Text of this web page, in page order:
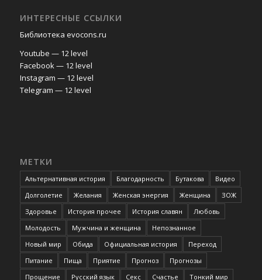
ИНТЕРЕСНЫЕ ССЫЛКИ
Библиотека evocons.ru
Youtube — 12 level
Facebook — 12 level
Instagram — 12 level
Telegram — 12 level
МЕТКИ
Альтернативная история Благодарность Бутакова
Видео
Долголетие
Желания Женская энергия Женщина
ЗОЖ
Здоровье
История прочее История славян
Любовь
Молодость
Мужчина и женщина
Непознанное
Новый мир
Обида Официальная история
Переход
Питание
Пища Приятие Прогноз
Прогнозы
Прощение
Русский язык Секс Счастье Тонкий мир